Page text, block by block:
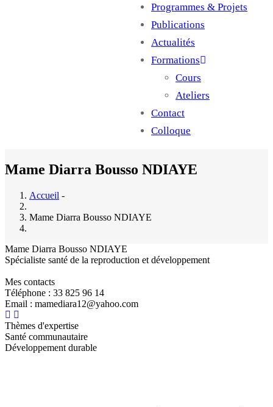
Programmes & Projets
Publications
Actualités
Formations
Cours
Ateliers
Contact
Colloque
Mame Diarra Bousso NDIAYE
Accueil -
Mame Diarra Bousso NDIAYE
Mame Diarra Bousso NDIAYE
Spécialiste santé de la reproduction et développement
Mes contacts
Téléphone : 33 825 96 14
Email : mamediara12@yahoo.com
Thèmes d'expertise
Santé communautaire
Développement durable